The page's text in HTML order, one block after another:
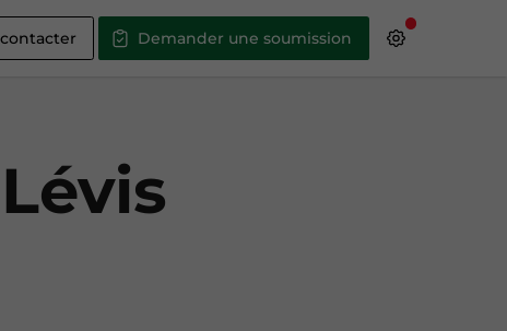
Demander une soumission